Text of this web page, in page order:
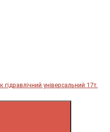
універсальний 17т.